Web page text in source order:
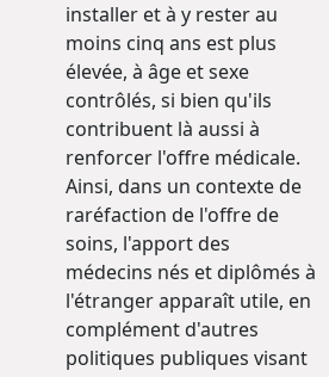
installer et à y rester au
moins cinq ans est plus
élevée, à âge et sexe
contrôlés, si bien qu'ils
contribuent là aussi à
renforcer l'offre médicale.
Ainsi, dans un contexte de
raréfaction de l'offre de
soins, l'apport des
médecins nés et diplômés à
l'étranger apparaît utile, en
complément d'autres
politiques publiques visant